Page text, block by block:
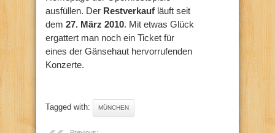
ausfüllen. Der Restverkauf läuft seit
dem 27. März 2010. Mit etwas Glück
ergattert man noch ein Ticket für
eines der Gänsehaut hervorrufenden
Konzerte.
Tagged with: MÜNCHEN